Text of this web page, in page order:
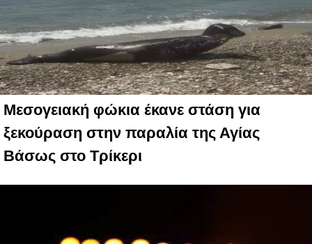
Μεσογειακή φώκια έκανε στάση για
ξεκούραση στην παραλία της Αγίας
Βάσως στο Τρίκερι